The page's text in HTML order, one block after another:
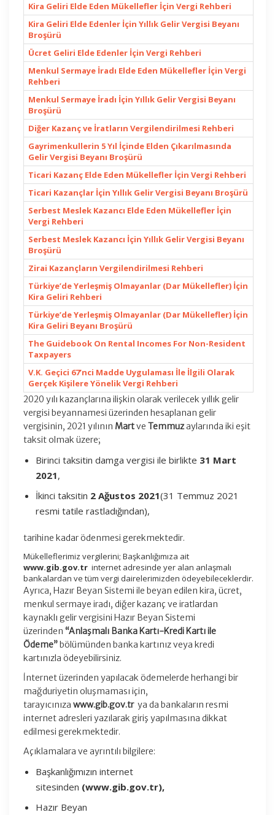
Kira Geliri Elde Eden Mükellefler İçin Vergi Rehberi
Kira Geliri Elde Edenler İçin Yıllık Gelir Vergisi Beyanı
Broşürü
Ücret Geliri Elde Edenler İçin Vergi Rehberi
Menkul Sermaye İradı Elde Eden Mükellefler İçin Vergi
Rehberi
Menkul Sermaye İradı İçin Yıllık Gelir Vergisi Beyanı
Broşürü
Diğer Kazanç ve İratların Vergilendirilmesi Rehberi
Gayrimenkullerin 5 Yıl İçinde Elden Çıkarılmasında
Gelir Vergisi Beyanı Broşürü
Ticari Kazanç Elde Eden Mükellefler İçin Vergi Rehberi
Ticari Kazançlar İçin Yıllık Gelir Vergisi Beyanı Broşürü
Serbest Meslek Kazancı Elde Eden Mükellefler İçin
Vergi Rehberi
Serbest Meslek Kazancı İçin Yıllık Gelir Vergisi Beyanı
Broşürü
Zirai Kazançların Vergilendirilmesi Rehberi
Türkiye’de Yerleşmiş Olmayanlar (Dar Mükellefler) İçin
Kira Geliri Rehberi
Türkiye’de Yerleşmiş Olmayanlar (Dar Mükellefler) İçin
Kira Geliri Beyanı Broşürü
The Guidebook On Rental Incomes For Non-Resident
Taxpayers
V.K. Geçici 67’nci Madde Uygulaması İle İlgili Olarak
Gerçek Kişilere Yönelik Vergi Rehberi
2020 yılı kazançlarına ilişkin olarak verilecek yıllık gelir
vergisi beyannamesi üzerinden hesaplanan gelir
vergisinin, 2021 yılının Martve Temmuzaylarında iki eşit
taksit olmak üzere;
Birinci taksitin damga vergisi ile birlikte 31 Mart
2021,
İkinci taksitin 2 Ağustos 2021(31 Temmuz 2021
resmi tatile rastladığından),
tarihine kadar ödenmesi gerekmektedir.
Mükelleflerimiz vergilerini; Başkanlığımıza ait
www.gib.gov.tr internet adresinde yer alan anlaşmalı
bankalardan ve tüm vergi dairelerimizden ödeyebileceklerdir.
Ayrıca, Hazır Beyan Sistemi ile beyan edilen kira, ücret,
menkul sermaye iradı, diğer kazanç ve iratlardan
kaynaklı gelir vergisini Hazır Beyan Sistemi
üzerinden “Anlaşmalı Banka Kartı-Kredi Kartı ile
Ödeme”bölümünden banka kartınız veya kredi
kartınızla ödeyebilirsiniz.
İnternet üzerinden yapılacak ödemelerde herhangi bir
mağduriyetin oluşmaması için,
tarayıcınıza www.gib.gov.trya da bankaların resmi
internet adresleri yazılarak giriş yapılmasına dikkat
edilmesi gerekmektedir.
Açıklamalara ve ayrıntılı bilgilere:
Başkanlığımızın internet
sitesinden (www.gib.gov.tr),
Hazır Beyan